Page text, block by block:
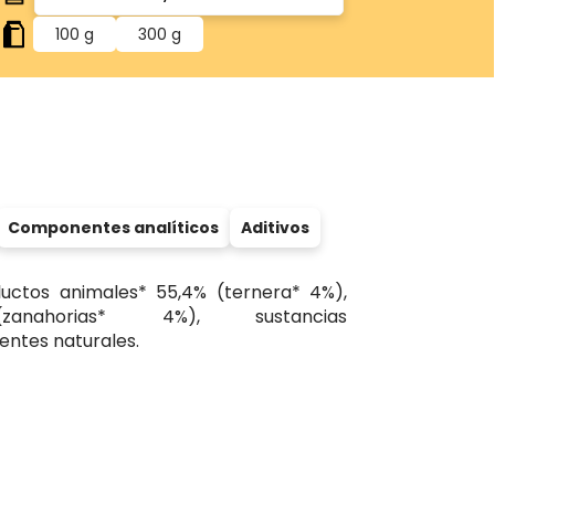
100 g 300 g
Componentes analíticos Aditivos
animales* 55,4% (ternera* 4%),
4%), sustancias
naturales.